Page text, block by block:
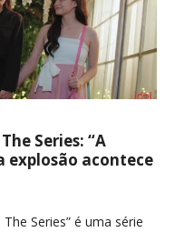
Series: “A
explosão acontece
Series” é uma série